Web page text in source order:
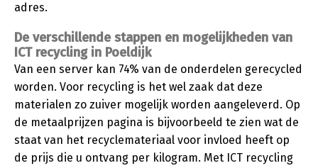
adres.
De verschillende stappen en mogelijkheden van
ICT recycling in Poeldijk
Van een server kan 74% van de onderdelen gerecycled
worden. Voor recycling is het wel zaak dat deze
materialen zo zuiver mogelijk worden aangeleverd. Op
de metaalprijzen pagina is bijvoorbeeld te zien wat de
staat van het recyclemateriaal voor invloed heeft op
de prijs die u ontvang per kilogram. Met ICT recycling